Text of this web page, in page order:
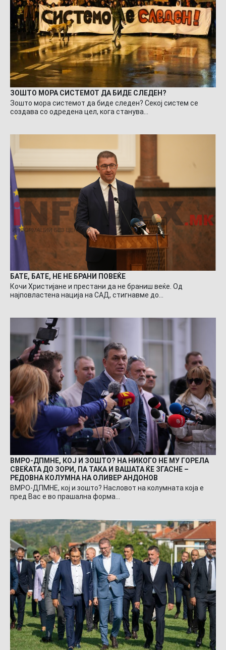
ЗОШТО МОРА СИСТЕМОТ ДА БИДЕ СЛЕДЕН?
Зошто мора системот да биде следен? Секој систем се
создава со одредена цел, кога станува…
БАТЕ, БАТЕ, НЕ НЕ БРАНИ ПОВЕЌЕ
Кочи Христијане и престани да не браниш веќе. Од
најповластена нација на САД, стигнавме до…
ВМРО-ДПМНЕ, КОЈ И ЗОШТО? НА НИКОГО НЕ МУ ГОРЕЛА
СВЕЌАТА ДО ЗОРИ, ПА ТАКА И ВАШАТА ЌЕ ЗГАСНЕ –
РЕДОВНА КОЛУМНА НА ОЛИВЕР АНДОНОВ
ВМРО-ДПМНЕ, кој и зошто? Насловот на колумната која е
пред Вас е во прашална форма…